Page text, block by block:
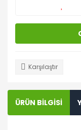
Karşılaştır
ÜRÜN BİLGİSİ